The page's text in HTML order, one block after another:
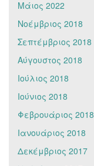
Μάιος 2022
Νοέμβριος 2018
Σεπτέμβριος 2018
Αύγουστος 2018
Ιούλιος 2018
Ιούνιος 2018
Φεβρουάριος 2018
Ιανουάριος 2018
Δεκέμβριος 2017